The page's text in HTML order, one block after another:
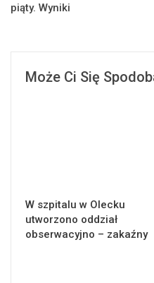
piąty. Wyniki
Może Ci Się
W szpitalu w Olecku
utworzono oddział
obserwacyjno – zakaźny